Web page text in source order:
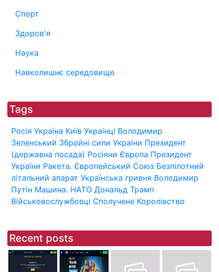
Спорт
Здоров'я
Наука
Навколишнє середовище
Tags
Росія Україна Київ Українці Володимир
Зеленський Збройні сили України Президент
(державна посада) Росіяни Європа Президент
України Ракета. Європейський Союз Безпілотний
літальний апарат Українська гривня Володимир
Путін Машина. НАТО Дональд Трамп
Військовослужбовці Сполучене Королівство
Recent posts